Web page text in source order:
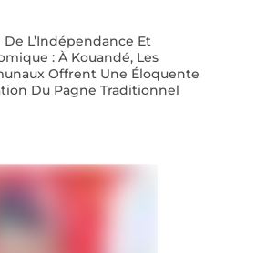
L’Indépendance Et
: À Kouandé, Les
Offrent Une Éloquente
Du Pagne Traditionnel